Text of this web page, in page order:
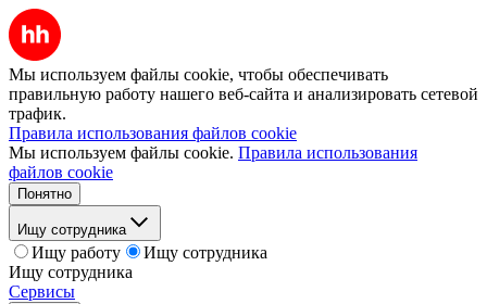
Мы используем файлы cookie, чтобы обеспечивать
правильную работу нашего веб-сайта и анализировать сетевой
трафик.
Правила использования файлов cookie
Мы используем файлы cookie. Правила использования
файлов cookie
Понятно
Ищу сотрудника
Ищу работу
Ищу сотрудника
Ищу сотрудника
Сервисы